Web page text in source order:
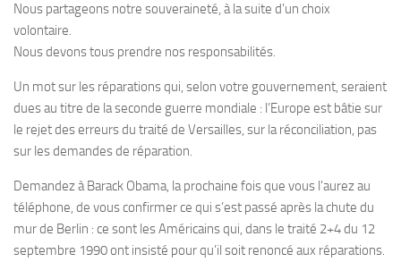
Nous partageons notre souveraineté, à la suite d’un choix
volontaire.
Nous devons tous prendre nos responsabilités.
Un mot sur les réparations qui, selon votre gouvernement, seraient
dues au titre de la seconde guerre mondiale : l’Europe est bâtie sur
le rejet des erreurs du traité de Versailles, sur la réconciliation, pas
sur les demandes de réparation.
Demandez à Barack Obama, la prochaine fois que vous l’aurez au
téléphone, de vous confirmer ce qui s’est passé après la chute du
mur de Berlin : ce sont les Américains qui, dans le traité 2+4 du 12
septembre 1990 ont insisté pour qu’il soit renoncé aux réparations.